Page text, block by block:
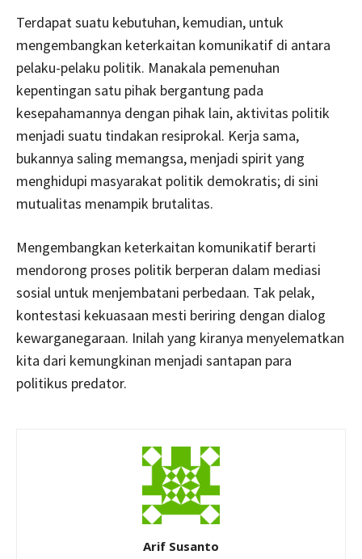
Terdapat suatu kebutuhan, kemudian, untuk
mengembangkan keterkaitan komunikatif di antara
pelaku-pelaku politik. Manakala pemenuhan
kepentingan satu pihak bergantung pada
kesepahamannya dengan pihak lain, aktivitas politik
menjadi suatu tindakan resiprokal. Kerja sama,
bukannya saling memangsa, menjadi spirit yang
menghidupi masyarakat politik demokratis; di sini
mutualitas menampik brutalitas.
Mengembangkan keterkaitan komunikatif berarti
mendorong proses politik berperan dalam mediasi
sosial untuk menjembatani perbedaan. Tak pelak,
kontestasi kekuasaan mesti beriring dengan dialog
kewarganegaraan. Inilah yang kiranya menyelematkan
kita dari kemungkinan menjadi santapan para
politikus predator.
Arif Susanto